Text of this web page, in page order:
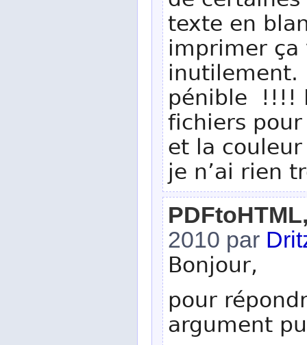
texte en
imprimer ça
inutilement.
pénible !!!!
fichiers
et la
je n’ai rien
2010 par
Bonjour,
pour
argument